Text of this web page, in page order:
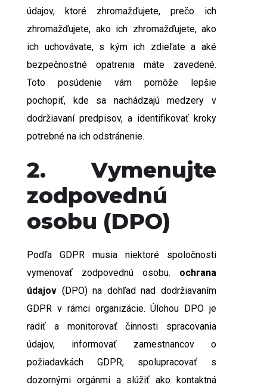
údajov, ktoré zhromažďujete, prečo ich
zhromažďujete, ako ich zhromažďujete, ako
ich uchovávate, s kým ich zdieľate a aké
bezpečnostné opatrenia máte zavedené.
Toto posúdenie vám pomôže lepšie
pochopiť, kde sa nachádzajú medzery v
dodržiavaní predpisov, a identifikovať kroky
potrebné na ich odstránenie.
2. Vymenujte
zodpovednú
osobu (DPO)
Podľa GDPR musia niektoré spoločnosti
vymenovať zodpovednú osobu. ochrana
údajov (DPO) na dohľad nad dodržiavaním
GDPR v rámci organizácie. Úlohou DPO je
radiť a monitorovať činnosti spracovania
údajov, informovať zamestnancov o
požiadavkách GDPR, spolupracovať s
dozornými orgánmi a slúžiť ako kontaktná